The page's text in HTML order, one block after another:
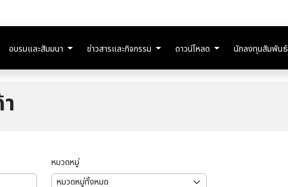
อบรมและสัมมนา ข่าวสารและกิจกรรม ดาวน์โหลด นักลงทุนสัมพันธ์
หมวดหมู่